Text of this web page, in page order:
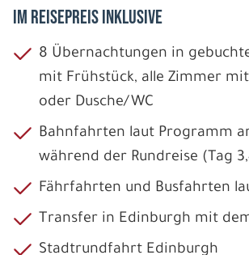
IM REISEPREIS INKLUSIVE
8 Übernachtungen in
mit Frühstück, alle Zimmer
oder Dusche/WC
Bahnfahrten laut Programm
während der Rundreise (Tag
Fährfahrten und Busfahrten
Transfer in Edinburgh mit
Stadtrundfahrt Edinburgh